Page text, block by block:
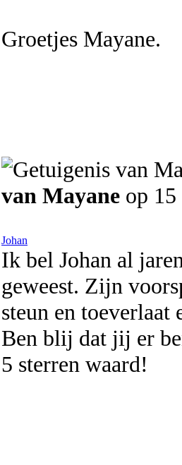
Groetjes Mayane.
van Mayane op
Johan
Ik bel Johan al
geweest. Zijn
steun en
Ben blij dat jij er
5 sterren waard!